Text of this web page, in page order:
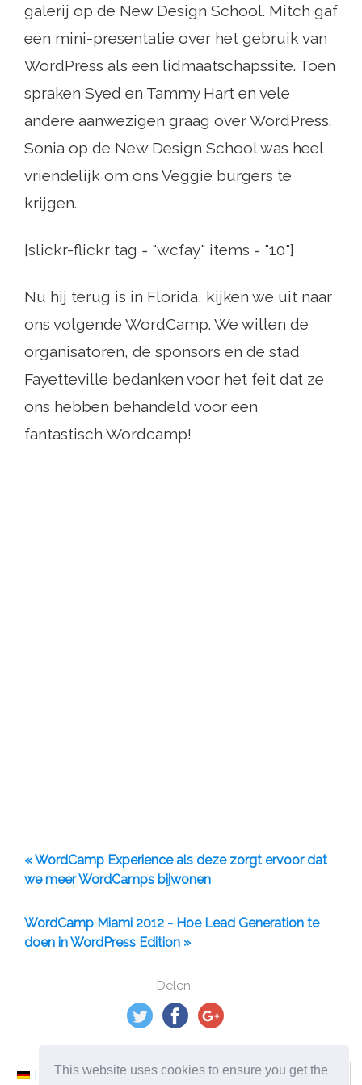
This website uses cookies to ensure you get the
Delen:
galerij op de New Design School. Mitch gaf
een mini-presentatie over het gebruik van
WordPress als een lidmaatschapssite. Toen
spraken Syed en Tammy Hart en vele
andere aanwezigen graag over WordPress.
Sonia op de New Design School was heel
vriendelijk om ons Veggie burgers te
krijgen.
[slickr-flickr tag = "wcfay" items = "10"]
Nu hij terug is in Florida, kijken we uit naar
ons volgende WordCamp. We willen de
organisatoren, de sponsors en de stad
Fayetteville bedanken voor het feit dat ze
ons hebben behandeld voor een
fantastisch Wordcamp!
« WordCamp Experience als deze zorgt ervoor dat
we meer WordCamps bijwonen
WordCamp Miami 2012 - Hoe Lead Generation te
doen in WordPress Edition »
Deutsch Nederlands Svenska Norsk